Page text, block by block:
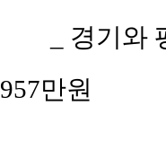
_ 경기
957만원